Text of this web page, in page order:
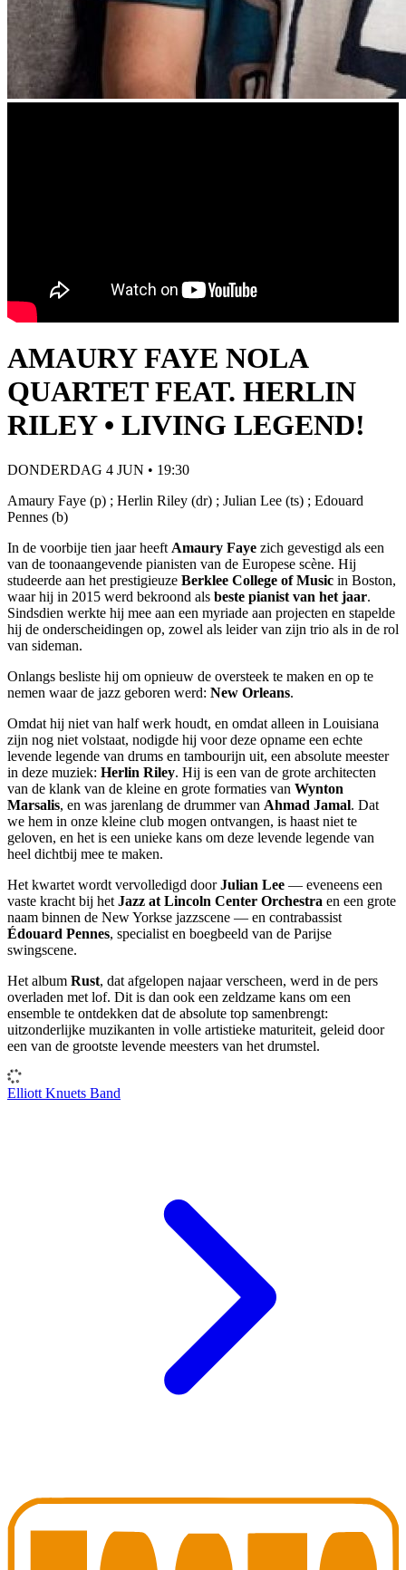
AMAURY FAYE NOLA
QUARTET FEAT. HERLIN
RILEY • LIVING LEGEND!
DONDERDAG 4 JUN • 19:30
Amaury Faye (p) ; Herlin Riley (dr) ; Julian Lee (ts) ; Edouard
Pennes (b)
In de voorbije tien jaar heeft Amaury Faye zich gevestigd als een
van de toonaangevende pianisten van de Europese scène. Hij
studeerde aan het prestigieuze Berklee College of Music in Boston,
waar hij in 2015 werd bekroond als beste pianist van het jaar.
Sindsdien werkte hij mee aan een myriade aan projecten en stapelde
hij de onderscheidingen op, zowel als leider van zijn trio als in de rol
van sideman.
Onlangs besliste hij om opnieuw de oversteek te maken en op te
nemen waar de jazz geboren werd: New Orleans.
Omdat hij niet van half werk houdt, en omdat alleen in Louisiana
zijn nog niet volstaat, nodigde hij voor deze opname een echte
levende legende van drums en tambourijn uit, een absolute meester
in deze muziek: Herlin Riley. Hij is een van de grote architecten
van de klank van de kleine en grote formaties van Wynton
Marsalis, en was jarenlang de drummer van Ahmad Jamal. Dat
we hem in onze kleine club mogen ontvangen, is haast niet te
geloven, en het is een unieke kans om deze levende legende van
heel dichtbij mee te maken.
Het kwartet wordt vervolledigd doorJulian Lee — eveneens een
vaste kracht bij het Jazz at Lincoln Center Orchestra en een grote
naam binnen de New Yorkse jazzscene — en contrabassist
Édouard Pennes, specialist en boegbeeld van de Parijse
swingscene.
Het album Rust, dat afgelopen najaar verscheen, werd in de pers
overladen met lof. Dit is dan ook een zeldzame kans om een
ensemble te ontdekken dat de absolute top samenbrengt:
uitzonderlijke muzikanten in volle artistieke maturiteit, geleid door
een van de grootste levende meesters van het drumstel.
Elliott Knuets Band